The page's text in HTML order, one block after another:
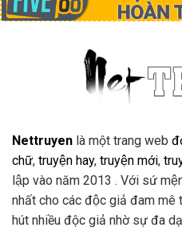
Nettruyen là một trang web
chữ, truyện hay, truyện mới,
lập vào năm 2013 . Với sứ
nhất cho các độc giả đam mê
hút nhiều độc giả nhờ sự đa